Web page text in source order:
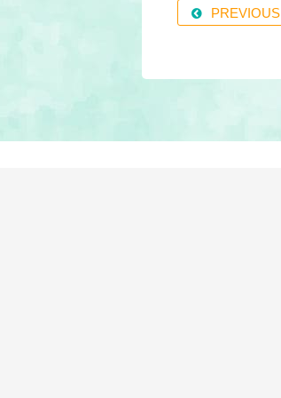
PREVIOUS